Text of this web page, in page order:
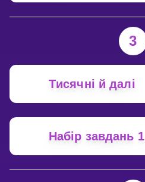
3
Tисячні й далі
Набір завдань 1